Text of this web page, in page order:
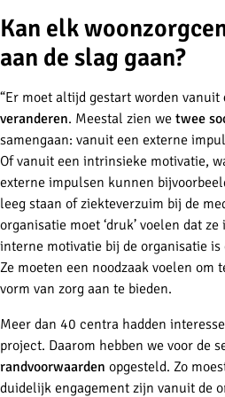
Kan elk
aan de slag gaan?
“Er moet altijd gestart worden vanuit
veranderen. Meestal zien we twee
samengaan: vanuit een externe
Of vanuit een intrinsieke motivatie,
externe impulsen kunnen
leeg staan of ziekteverzuim bij de
organisatie moet ‘druk’ voelen dat
interne motivatie bij de organisatie is
Ze moeten een noodzaak voelen om
vorm van zorg aan te bieden.
Meer dan 40 centra hadden
project. Daarom hebben we voor de
randvoorwaarden opgesteld. Zo
duidelijk engagement zijn vanuit de